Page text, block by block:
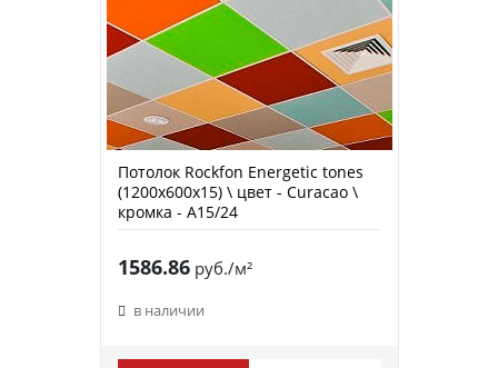
Потолок Rockfon Energetic tones
(1200х600х15) \ цвет - Curacao \
кромка - A15/24
1586.86руб./м²
в наличии